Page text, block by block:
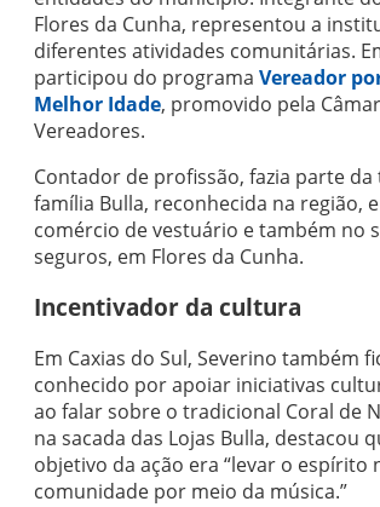
Flores da Cunha, representou a
diferentes atividades comunitárias.
participou do programa Vereador
Melhor Idade, promovido pela
Vereadores.
Contador de profissão, fazia parte
família Bulla, reconhecida na região,
comércio de vestuário e também no
seguros, em Flores da Cunha.
Incentivador da cultura
Em Caxias do Sul, Severino também
conhecido por apoiar iniciativas
ao falar sobre o tradicional Coral de
na sacada das Lojas Bulla, destacou
objetivo da ação era “levar o espírito
comunidade por meio da música.”